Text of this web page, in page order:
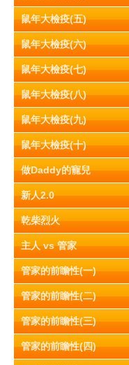
鼠年大檢疫(五)
鼠年大檢疫(六)
鼠年大檢疫(七)
鼠年大檢疫(八)
鼠年大檢疫(九)
鼠年大檢疫(十)
做Daddy的寵兒
新人2.0
乾柴烈火
主人 vs 管家
管家的前瞻性(一)
管家的前瞻性(二)
管家的前瞻性(三)
管家的前瞻性(四)